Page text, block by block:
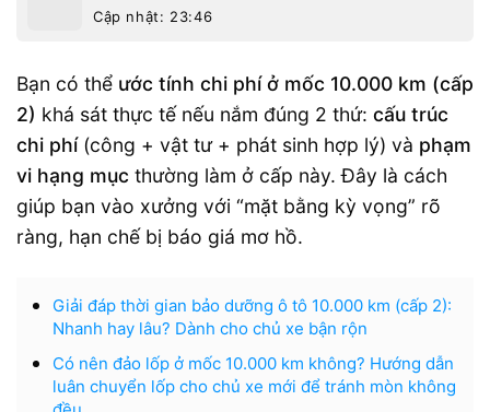
Cập nhật: 23:46
Bạn có thể ước tính chi phí ở mốc 10.000 km (cấp
2) khá sát thực tế nếu nắm đúng 2 thứ: cấu trúc
chi phí(công + vật tư + phát sinh hợp lý) và phạm
vi hạng mục thường làm ở cấp này. Đây là cách
giúp bạn vào xưởng với “mặt bằng kỳ vọng” rõ
ràng, hạn chế bị báo giá mơ hồ.
Giải đáp thời gian bảo dưỡng ô tô 10.000 km (cấp 2):
Nhanh hay lâu? Dành cho chủ xe bận rộn
Có nên đảo lốp ở mốc 10.000 km không? Hướng dẫn
luân chuyển lốp cho chủ xe mới để tránh mòn không